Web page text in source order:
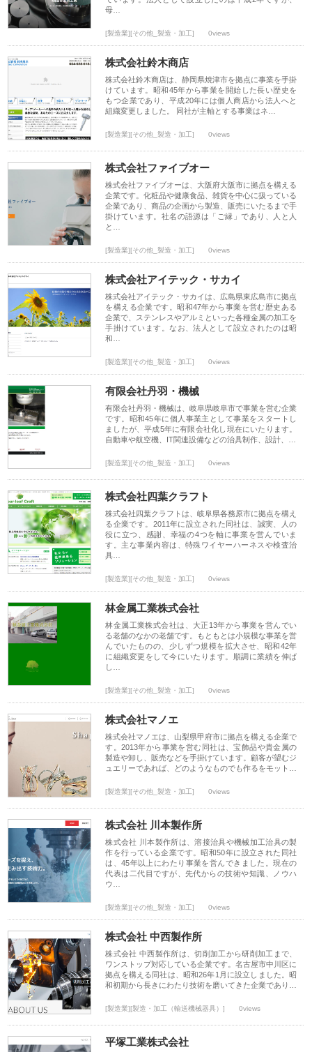
母…
[製造業][その他_製造・加工] 0views
株式会社鈴木商店
株式会社鈴木商店は、静岡県焼津市を拠点に事業を手掛
けています。昭和45年から事業を開始した長い歴史を
もつ企業であり、平成20年には個人商店から法人へと
組織変更しました。 同社が主軸とする事業はネ…
[製造業][その他_製造・加工] 0views
株式会社ファイブオー
株式会社ファイブオーは、大阪府大阪市に拠点を構える
企業です。化粧品や健康食品、雑貨を中心に扱っている
企業であり、商品の企画から製造、販売にいたるまで手
掛けています。社名の語源は「ご縁」であり、人と人
と…
[製造業][その他_製造・加工] 0views
株式会社アイテック・サカイ
株式会社アイテック・サカイは、広島県東広島市に拠点
を構える企業です。昭和47年から事業を営む歴史ある
企業で、ステンレスやアルミといった各種金属の加工を
手掛けています。なお、法人として設立されたのは昭
和…
[製造業][その他_製造・加工] 0views
有限会社丹羽・機械
有限会社丹羽・機械は、岐阜県岐阜市で事業を営む企業
です。昭和45年に個人事業主として事業をスタートし
ましたが、平成5年に有限会社化し現在にいたります。
自動車や航空機、IT関連設備などの治具制作、設計、…
[製造業][その他_製造・加工] 0views
株式会社四葉クラフト
株式会社四葉クラフトは、岐阜県各務原市に拠点を構え
る企業です。2011年に設立された同社は、誠実、人の
役に立つ、感謝、幸福の4つを軸に事業を営んでいま
す。主な事業内容は、特殊ワイヤーハーネスや検査治
具…
[製造業][その他_製造・加工] 0views
林金属工業株式会社
林金属工業株式会社は、大正13年から事業を営んでい
る老舗のなかの老舗です。もともとは小規模な事業を営
んでいたものの、少しずつ規模を拡大させ、昭和42年
に組織変更をして今にいたります。順調に業績を伸ば
し…
[製造業][その他_製造・加工] 0views
株式会社マノエ
株式会社マノエは、山梨県甲府市に拠点を構える企業で
す。2013年から事業を営む同社は、宝飾品や貴金属の
製造や卸し、販売などを手掛けています。顧客が望むジ
ュエリーであれば、どのようなものでも作るをモット…
[製造業][その他_製造・加工] 0views
株式会社 川本製作所
株式会社 川本製作所は、溶接治具や機械加工治具の製
作を行っている企業です。昭和50年に設立された同社
は、45年以上にわたり事業を営んできました。現在の
代表は二代目ですが、先代からの技術や知識、ノウハ
ウ…
[製造業][その他_製造・加工] 0views
株式会社 中西製作所
株式会社 中西製作所は、切削加工から研削加工まで、
ワンストップ対応している企業です。名古屋市中川区に
拠点を構える同社は、昭和26年1月に設立しました。昭
和初期から長きにわたり技術を磨いてきた企業であり…
[製造業][製造・加工（輸送機械器具）] 0views
平塚工業株式会社